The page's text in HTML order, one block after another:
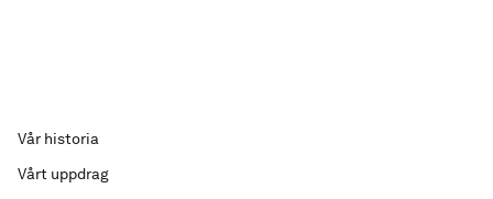
Vår historia
Vårt uppdrag